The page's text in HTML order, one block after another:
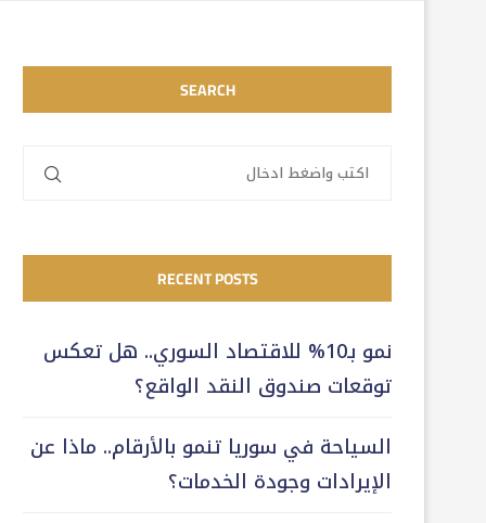
SEARCH
RECENT POSTS
نمو بـ10% للاقتصاد السوري.. هل تعكس
توقعات صندوق النقد الواقع؟
السياحة في سوريا تنمو بالأرقام.. ماذا عن
الإيرادات وجودة الخدمات؟